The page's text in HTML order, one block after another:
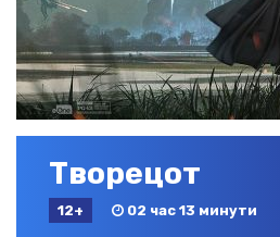
Творецот
12+ 02 час 13 минути